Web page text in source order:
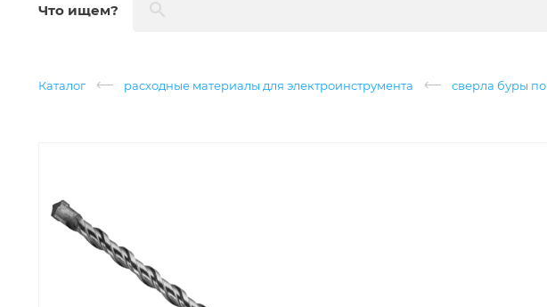
Что ищем?
Каталог расходные материалы для электроинструмента сверла буры